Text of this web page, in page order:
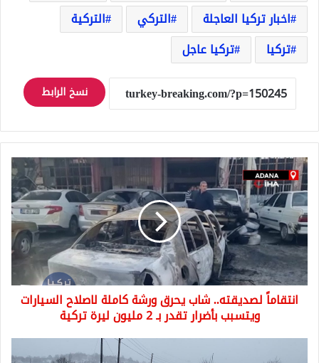
اخبار تركيا العاجلة
التركي
التركية
تركيا
تركيا عاجل
نسخ الرابط
انتقاماً
لصديقته..
شاب
يحرق
ورشة
كاملة
لاصلاح
السيارات
ويتسبب
بأضرار
2
انتقاماً لصديقته.. شاب يحرق ورشة كاملة لاصلاح السيارات
ويتسبب بأضرار تقدر بـ 2 مليون ليرة تركية